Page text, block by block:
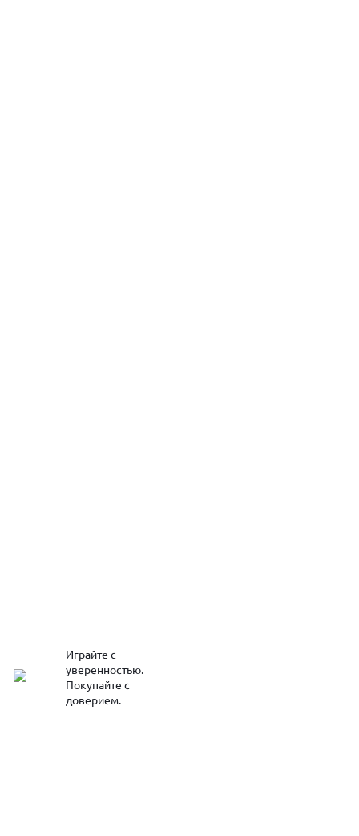
Играйте с
уверенностью.
Покупайте с
доверием.